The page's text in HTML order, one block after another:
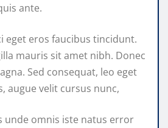
ante.
eget eros faucibus tincidunt.
mauris sit amet nibh. Donec
Sed consequat, leo eget
augue velit cursus nunc,
unde omnis iste natus error